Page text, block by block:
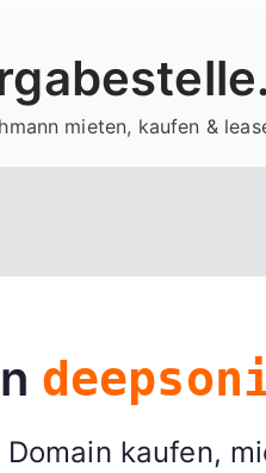
mieten, kaufen &
kaufen,